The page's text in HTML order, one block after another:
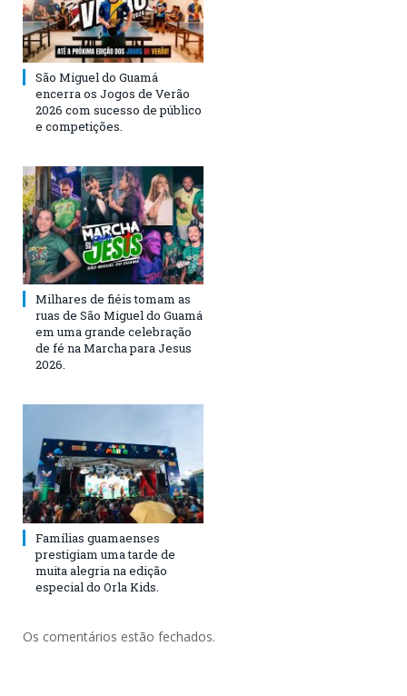
São Miguel do Guamá
encerra os Jogos de Verão
2026 com sucesso de público
e competições.
Milhares de fiéis tomam as
ruas de São Miguel do Guamá
em uma grande celebração
de fé na Marcha para Jesus
2026.
Famílias guamaenses
prestigiam uma tarde de
muita alegria na edição
especial do Orla Kids.
Os comentários estão fechados.